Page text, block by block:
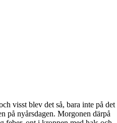
visst blev det så, bara inte på det
på nyårsdagen. Morgonen därpå